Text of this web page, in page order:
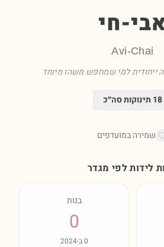
חי
Avi-Chai
ייחודית למי שמחפש משהו מיוחד
18 תינוקות סה״כ
שמירה במועדפים
לידות לפי מגדר
בנות
0
0ב-2024